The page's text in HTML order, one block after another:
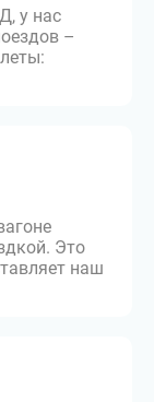
у нас
–
Это
наш